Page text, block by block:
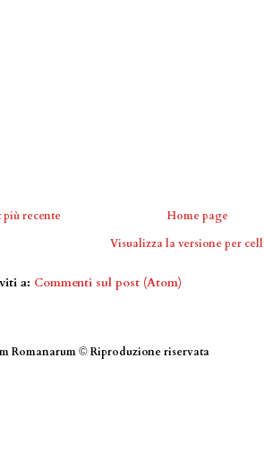
più recente
Home page
Visualizza la versione per
a: Commenti sul post (Atom)
Romanarum© Riproduzione riservata